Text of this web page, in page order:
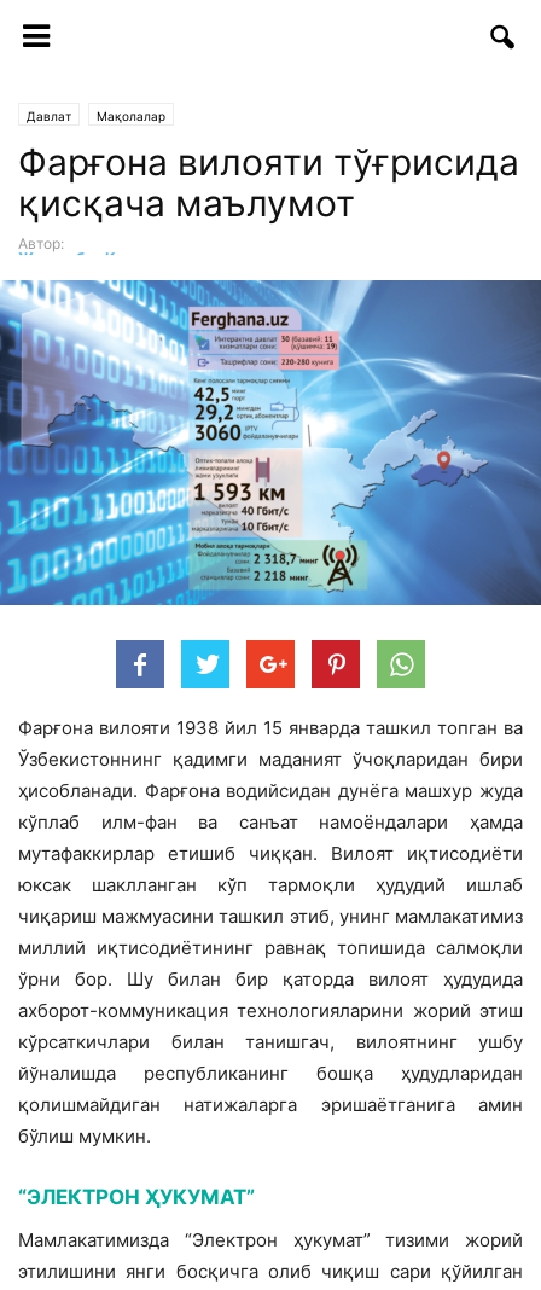
Давлат Мақолалар
Фарғона вилояти тўғрисида
қисқача маълумот
Автор:
Жавлонбек Каримов
Фарғона вилояти 1938 йил 15 январда ташкил топган ва
Ўзбекистоннинг қадимги маданият ўчоқларидан бири
ҳисобланади. Фарғона водийсидан дунёга машхур жуда
кўплаб илм-фан ва санъат намоёндалари ҳамда
мутафаккирлар етишиб чиққан. Вилоят иқтисодиёти
юксак шаклланган кўп тармоқли ҳудудий ишлаб
чиқариш мажмуасини ташкил этиб, унинг мамлакатимиз
миллий иқтисодиётининг равнақ топишида салмоқли
ўрни бор. Шу билан бир қаторда вилоят ҳудудида
ахборот-коммуникация технологияларини жорий этиш
кўрсаткичлари билан танишгач, вилоятнинг ушбу
йўналишда республиканинг бошқа ҳудудларидан
қолишмайдиган натижаларга эришаётганига амин
бўлиш мумкин.
“ЭЛЕКТРОН ҲУКУМАТ”
Мамлакатимизда “Электрон ҳукумат” тизими жорий
этилишини янги босқичга олиб чиқиш сари қўйилган